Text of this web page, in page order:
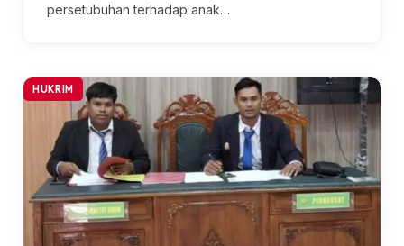
persetubuhan terhadap anak…
HUKRIM